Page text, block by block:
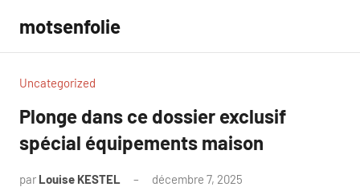
contenu
motsenfolie
Uncategorized
Plonge dans ce dossier exclusif
spécial équipements maison
par Louise KESTEL décembre 7, 2025